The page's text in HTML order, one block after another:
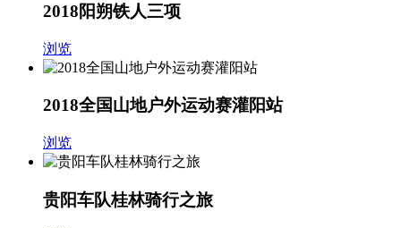
2018阳朔铁人三项
浏览
2018全国山地户外运动赛灌阳站
浏览
贵阳车队桂林骑行之旅